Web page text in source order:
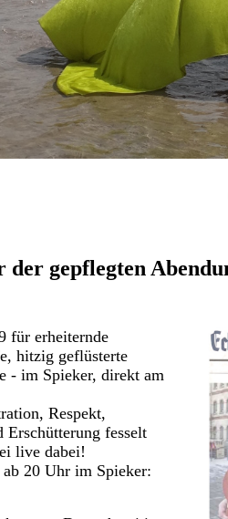
gepflegten
für erheiternde
hitzig geflüsterte
- im Spieker, direkt am
Respekt,
fesselt
live dabei!
20 Uhr im Spieker: